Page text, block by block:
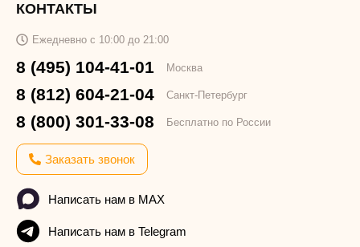
КОНТАКТЫ
Ежедневно с 10:00 до 21:00
8 (495) 104-41-01 Москва
8 (812) 604-21-04 Санкт-Петербург
8 (800) 301-33-08 Бесплатно по России
Заказать звонок
Написать нам в MAX
Написать нам в Telegram